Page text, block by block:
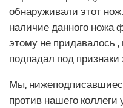
обнаруживали этот
наличие данного ножа
этому не придавалось ,
подпадал под признаки
Мы,
против нашего коллеги